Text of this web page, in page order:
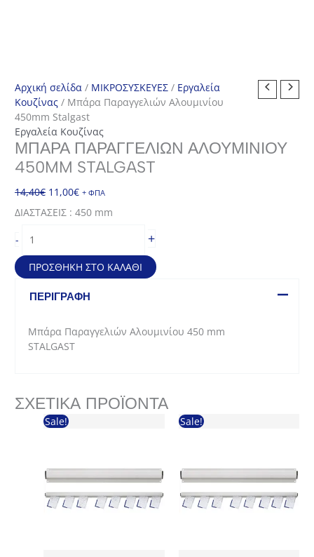
Αρχική σελίδα / ΜΙΚΡΟΣΥΣΚΕΥΕΣ / Εργαλεία
Κουζίνας / Μπάρα Παραγγελιών Αλουμινίου
450mm Stalgast
Εργαλεία Κουζίνας
ΜΠΆΡΑ ΠΑΡΑΓΓΕΛΙΏΝ ΑΛΟΥΜΙΝΊΟΥ
450MM STALGAST
14,40€ Original
price
11,00€Η
τρέχουσα
+ ΦΠΑ
ΔΙΑΣΤΑΣΕΙΣ : 450 mm
-
Παραγγελιών
Αλουμινίου
450mm
Stalgast
ποσότητα
+
ΠΡΟΣΘΉΚΗ ΣΤΟ ΚΑΛΆΘΙ
ΠΕΡΙΓΡΑΦΉ
Μπάρα Παραγγελιών Αλουμινίου 450 mm
STALGAST
ΣΧΕΤΙΚΆ ΠΡΟΪΌΝΤΑ
Sale! Sale!